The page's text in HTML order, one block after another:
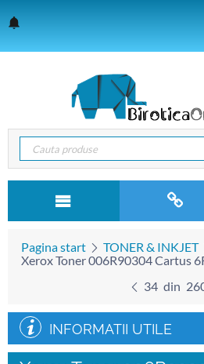
Pagina start TONER & INKJET
Xerox Toner 006R90304 Cartus
34 din
INFORMATII UTILE